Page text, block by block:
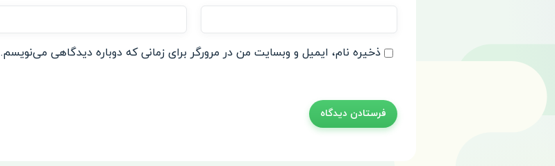
ذخیره نام، ایمیل و وبسایت من در مرورگر برای زمانی که دوباره دیدگاهی می‌نویسم.